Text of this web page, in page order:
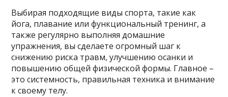
Выбирая подходящие виды спорта, такие как
йога, плавание или функциональный тренинг, а
также регулярно выполняя домашние
упражнения, вы сделаете огромный шаг к
снижению риска травм, улучшению осанки и
повышению общей физической формы. Главное –
это системность, правильная техника и внимание
к своему телу.